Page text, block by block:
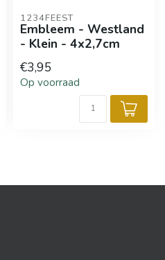
1234FEEST
Embleem - Westland
- Klein - 4x2,7cm
€3,95
Op voorraad